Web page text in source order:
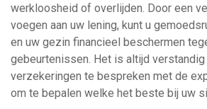
werkloosheid of overlijden. Door een
voegen aan uw lening, kunt u
en uw gezin financieel beschermen
gebeurtenissen. Het is altijd
verzekeringen te bespreken met de
om te bepalen welke het beste bij uw